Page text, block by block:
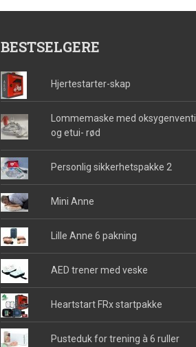
BESTSELGERE
Hjertestarter-skap
Lommemaske med oksygenventil
og etui- rød
Personlig sikkerhetspakke 2
Mini Anne
Lille Anne 6 pakning
AED trener med veske
Heartstart FRx startpakke
Pusteduk for trening à 6 ruller